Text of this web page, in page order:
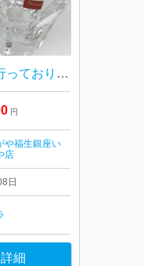
食器の買取も行っております！| baccara バカラ グラス| 福生市東町
円
や福生銀座い
店
日
細